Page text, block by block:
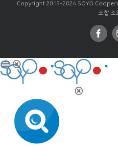
Copyright 2015-2024 SOYO
조합 소